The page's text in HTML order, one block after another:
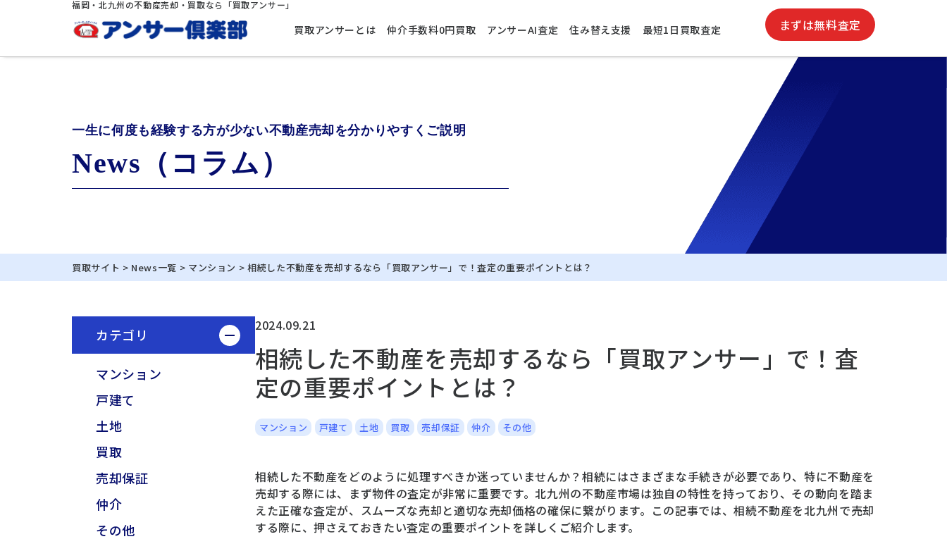
福岡・北九州の不動産売却・買取なら「買取アンサー」
買取アンサーとは 仲介手数料0円買取 アンサーAI査定 住み替え支援 最短1日買取査定 まずは無料査定
一生に何度も経験する方が少ない不動産売却を分かりやすくご説明
News（コラム）
買取サイト > News一覧 > マンション >相続した不動産を売却するなら「買取アンサー」で！査定の重要ポイントとは？
カテゴリ
マンション
戸建て
土地
買取
売却保証
仲介
その他
2024.09.21
相続した不動産を売却するなら「買取アンサー」で！査
定の重要ポイントとは？
マンション 戸建て 土地 買取 売却保証 仲介 その他
相続した不動産をどのように処理すべきか迷っていませんか？相続にはさまざまな手続きが必要であり、特に不動産を
売却する際には、まず物件の査定が非常に重要です。北九州の不動産市場は独自の特性を持っており、その動向を踏ま
えた正確な査定が、スムーズな売却と適切な売却価格の確保に繋がります。この記事では、相続不動産を北九州で売却
する際に、押さえておきたい査定の重要ポイントを詳しくご紹介します。